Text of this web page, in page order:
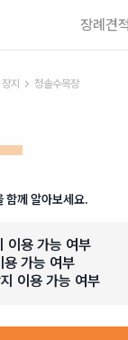
장례견적
장지 청솔수목장
함께 알아보세요.
이용 가능 여부
용 가능 여부
이용 가능 여부